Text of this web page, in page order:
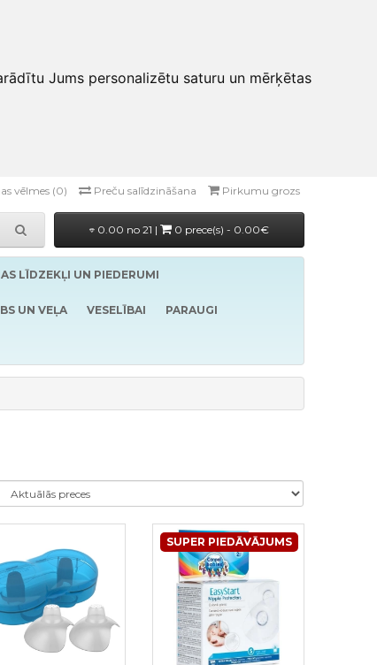
Jums personalizētu saturu un mērķētas
vēlmes (0) Preču salīdzināšana Pirkumu grozs
0.00 no 21 | 0 prece(s) - 0.00€
LĪDZEKĻI UN PIEDERUMI
UN VEĻA VESELĪBAI PARAUGI
SUPER PIEDĀVĀJUMS